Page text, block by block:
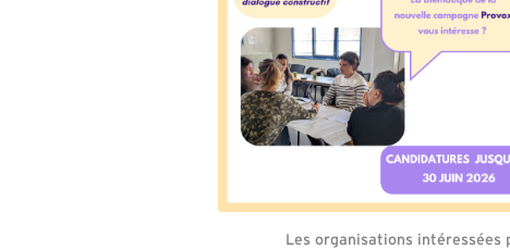
Les organisations intéressées